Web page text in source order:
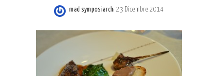
Posted
mad symposiarch 23 Dicembre 2014